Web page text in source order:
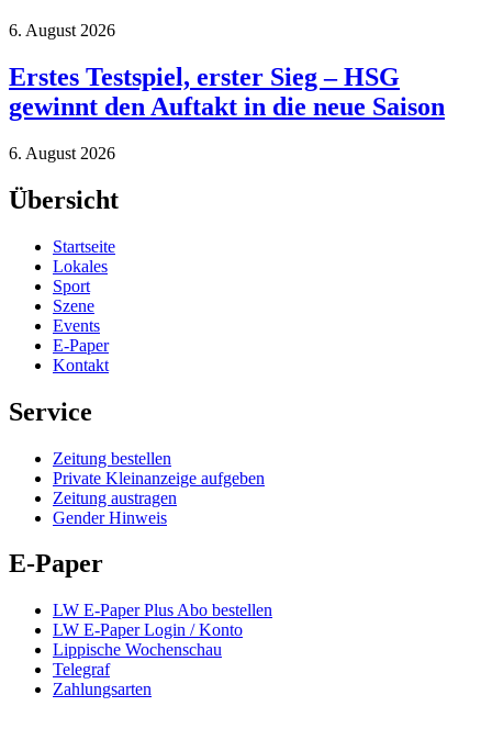
6. August 2026
Erstes Testspiel, erster Sieg – HSG
gewinnt den Auftakt in die neue Saison
6. August 2026
Übersicht
Startseite
Lokales
Sport
Szene
Events
E-Paper
Kontakt
Service
Zeitung bestellen
Private Kleinanzeige aufgeben
Zeitung austragen
Gender Hinweis
E-Paper
LW E-Paper Plus Abo bestellen
LW E-Paper Login / Konto
Lippische Wochenschau
Telegraf
Zahlungsarten